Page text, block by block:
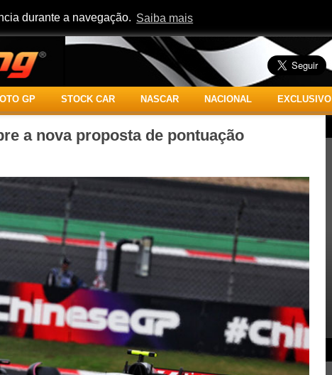
durante a navegação. Saiba mais
GP STOCK CAR NASCAR NACIONAL EXCLUSIVO
a nova proposta de pontuação